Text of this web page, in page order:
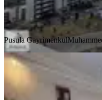
Pusula Gayrimenkul
Ara
Pusula Gayrimenkul
MANZARALI
Turkaz
Katta
Mamak,